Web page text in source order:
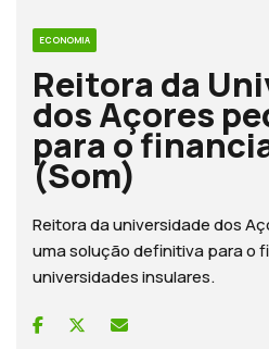
ECONOMIA
Reitora da
dos Açores
para o
(Som)
Reitora da universidade dos
uma solução definitiva para o
universidades insulares.